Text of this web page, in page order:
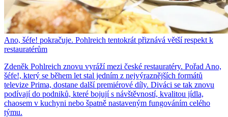
Ano, šéfe! pokračuje. Pohlreich tentokrát přiznává větší respekt k
restauratérům
Zdeněk Pohlreich znovu vyráží mezi české restauratéry. Pořad Ano,
šéfe!, který se během let stal jedním z nejvýraznějších formátů
televize Prima, dostane další premiérové díly. Diváci se tak znovu
podívají do podniků, které bojují s návštěvností, kvalitou jídla,
chaosem v kuchyni nebo špatně nastaveným fungováním celého
týmu.